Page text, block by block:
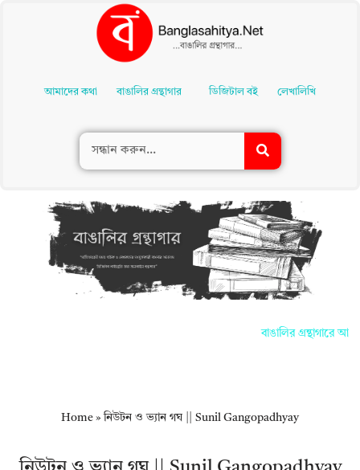
Contentআমাদের কথা বাঙালির গ্রন্থাগার ডিজিটাল বই লেখালিখি
বাঙালির গ্রন্থাগারে
Home »নিউটন ও ভ্যান গঘ || Sunil Gangopadhyay